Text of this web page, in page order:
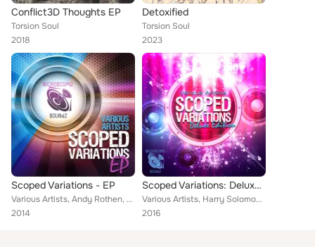
Conflict3D Thoughts EP
Torsion Soul
2018
Detoxified
Torsion Soul
2023
Scoped Variations - EP
Various Artists, Andy Rothen, Harry Solomon, Torsion Soul, Don Wuzi Mu
2014
Scoped Variations: Deluxe Edition
Various Artists, Harry Solomon, Don Wuzi Mu, Torsion Soul
2016